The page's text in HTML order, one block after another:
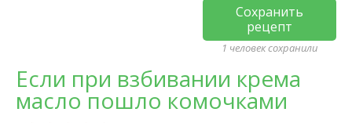
Сохранить
рецепт
1 человек сохранили
Если при взбивании крема
масло пошло комочками